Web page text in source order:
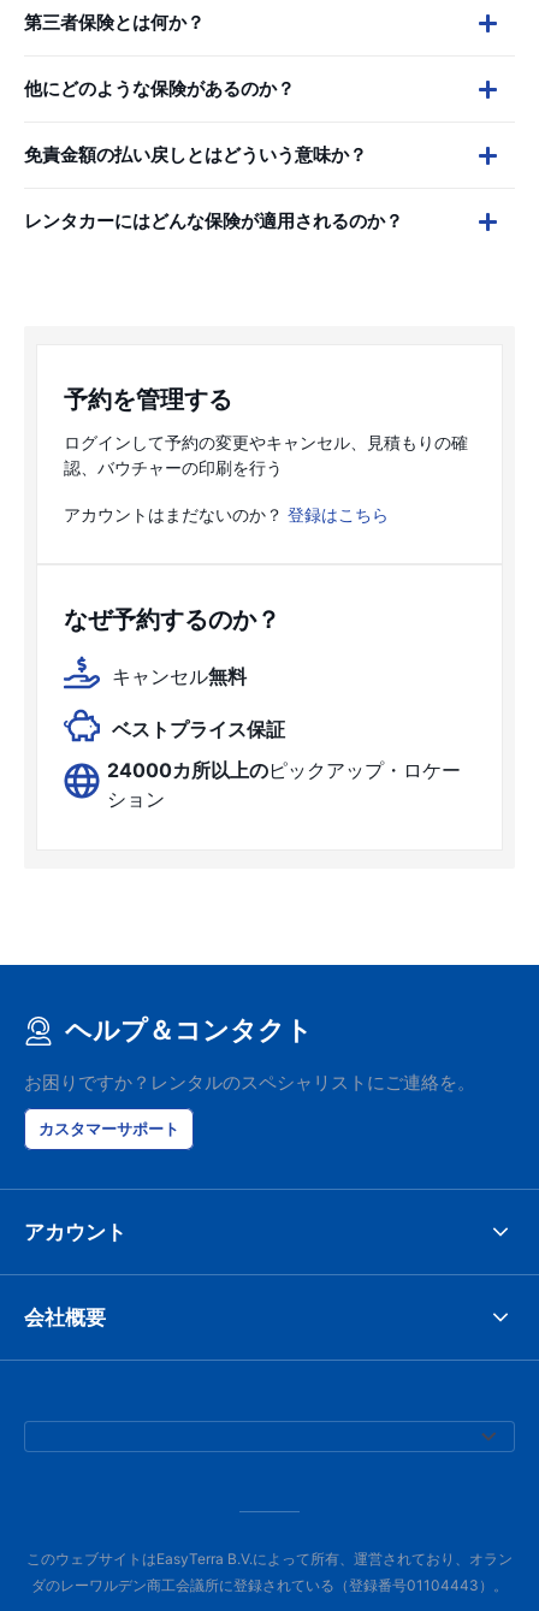
第三者保険とは何か？
他にどのような保険があるのか？
免責金額の払い戻しとはどういう意味か？
レンタカーにはどんな保険が適用されるのか？
予約を管理する
ログインして予約の変更やキャンセル、見積もりの確
認、バウチャーの印刷を行う
アカウントはまだないのか？ 登録はこちら
なぜ予約するのか？
キャンセル無料
ベストプライス保証
24000カ所以上のピックアップ・ロケー
ション
ヘルプ＆コンタクト
お困りですか？レンタルのスペシャリストにご連絡を。
カスタマーサポート
アカウント
会社概要
このウェブサイトはEasyTerra B.V.によって所有、運営されており、オラン
ダのレーワルデン商工会議所に登録されている（登録番号01104443）。